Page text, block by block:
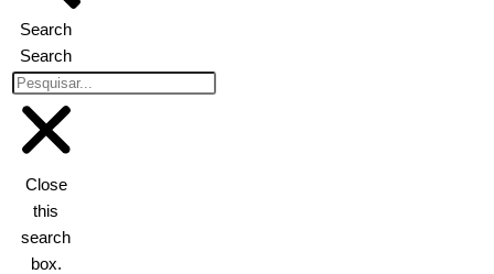
Search
Search
Close
this
search
box.